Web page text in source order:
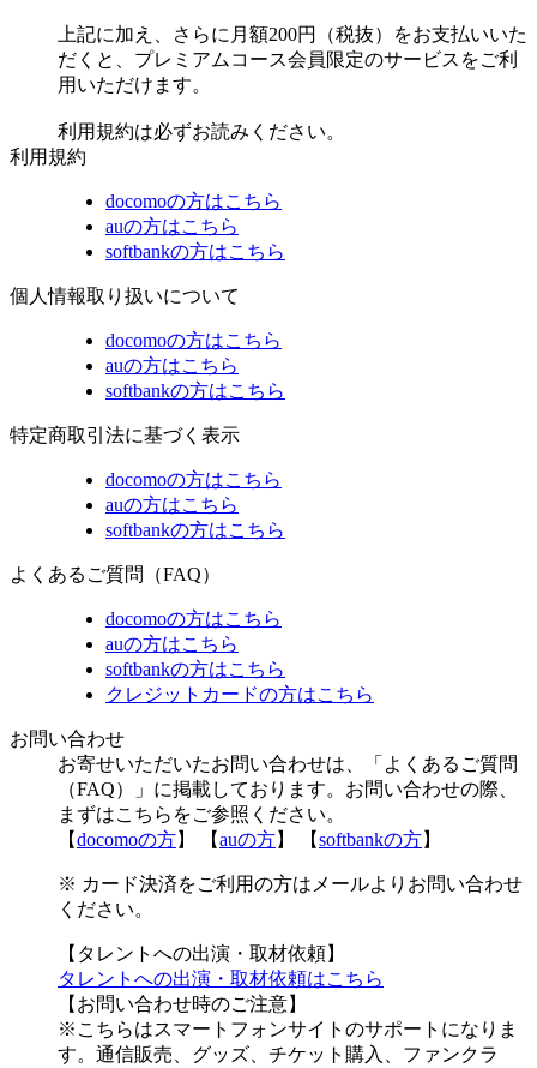
上記に加え、さらに月額200円（税抜）をお支払いいた
だくと、プレミアムコース会員限定のサービスをご利
用いただけます。
利用規約は必ずお読みください。
利用規約
docomoの方はこちら
auの方はこちら
softbankの方はこちら
個人情報取り扱いについて
docomoの方はこちら
auの方はこちら
softbankの方はこちら
特定商取引法に基づく表示
docomoの方はこちら
auの方はこちら
softbankの方はこちら
よくあるご質問（FAQ）
docomoの方はこちら
auの方はこちら
softbankの方はこちら
クレジットカードの方はこちら
お問い合わせ
お寄せいただいたお問い合わせは、「よくあるご質問
（FAQ）」に掲載しております。お問い合わせの際、
まずはこちらをご参照ください。
【docomoの方】 【auの方】 【softbankの方】
※ カード決済をご利用の方はメールよりお問い合わせ
ください。
【タレントへの出演・取材依頼】
タレントへの出演・取材依頼はこちら
【お問い合わせ時のご注意】
※こちらはスマートフォンサイトのサポートになりま
す。通信販売、グッズ、チケット購入、ファンクラ